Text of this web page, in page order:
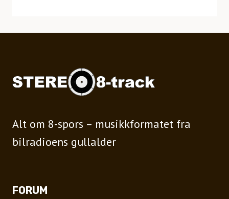
Alt om 8-spors – musikkformatet fra
bilradioens gullalder
FORUM